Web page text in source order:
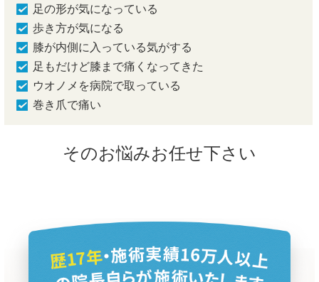
足の形が気になっている
歩き方が気になる
膝が内側に入っている気がする
足もだけど膝まで痛くなってきた
ウオノメを病院で取っている
巻き爪で痛い
そのお悩みお任せ下さい